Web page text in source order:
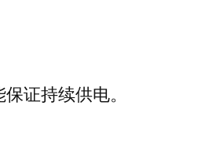
证持续供电。